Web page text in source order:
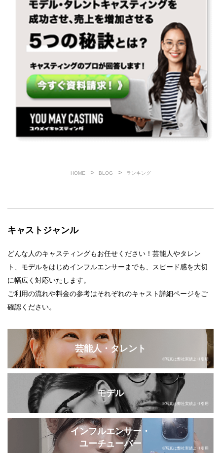
HOME BLOG ランキング
キャストジャンル
どんな人のキャスティングもお任せください！芸能人やタレン
ト、モデルをはじめインフルエンサーまでも、スピード感を大切
に幅広く対応いたします。
ご利用の流れや料金の参考はそれぞれのキャスト詳細ページをご
確認ください。
芸能人・タレント
※写真は弊社実績より引用
モデル
※写真は弊社実績より引用
インフルエンサー・
ユーチューバー
※写真は弊社実績より引用